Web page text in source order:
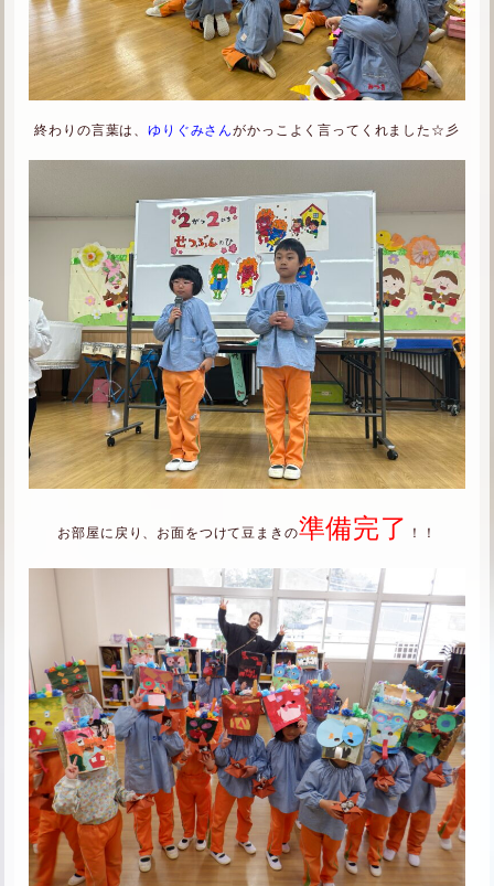
終わりの言葉は、ゆりぐみさんがかっこよく言ってくれました☆彡
お部屋に戻り、お面をつけて豆まきの準備完了 ！！